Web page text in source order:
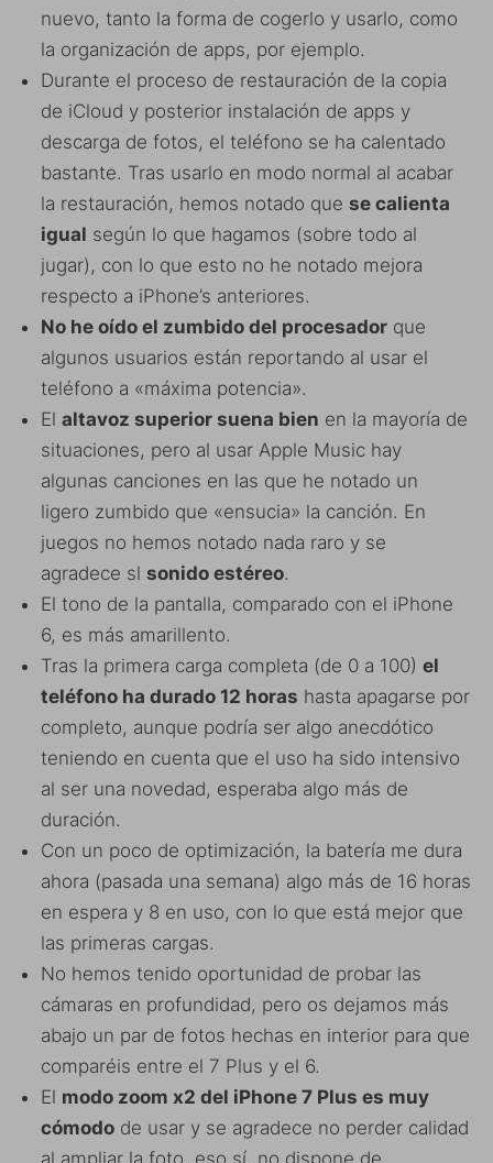
nuevo, tanto la forma de cogerlo y usarlo, como
la organización de apps, por ejemplo.
Durante el proceso de restauración de la copia
de iCloud y posterior instalación de apps y
descarga de fotos, el teléfono se ha calentado
bastante. Tras usarlo en modo normal al acabar
la restauración, hemos notado que se calienta
igual según lo que hagamos (sobre todo al
jugar), con lo que esto no he notado mejora
respecto a iPhone’s anteriores.
No he oído el zumbido del procesador que
algunos usuarios están reportando al usar el
teléfono a «máxima potencia».
El altavoz superior suena bien en la mayoría de
situaciones, pero al usar Apple Music hay
algunas canciones en las que he notado un
ligero zumbido que «ensucia» la canción. En
juegos no hemos notado nada raro y se
agradece sl sonido estéreo.
El tono de la pantalla, comparado con el iPhone
6, es más amarillento.
Tras la primera carga completa (de 0 a 100) el
teléfono ha durado 12 horas hasta apagarse por
completo, aunque podría ser algo anecdótico
teniendo en cuenta que el uso ha sido intensivo
al ser una novedad, esperaba algo más de
duración.
Con un poco de optimización, la batería me dura
ahora (pasada una semana) algo más de 16 horas
en espera y 8 en uso, con lo que está mejor que
las primeras cargas.
No hemos tenido oportunidad de probar las
cámaras en profundidad, pero os dejamos más
abajo un par de fotos hechas en interior para que
comparéis entre el 7 Plus y el 6.
El modo zoom x2 del iPhone 7 Plus es muy
cómodo de usar y se agradece no perder calidad
al ampliar la foto, eso sí, no dispone de